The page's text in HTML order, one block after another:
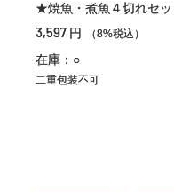
★焼魚・煮魚４切れセッ
3,597 円 （8%税込）
在庫：○
二重包装不可